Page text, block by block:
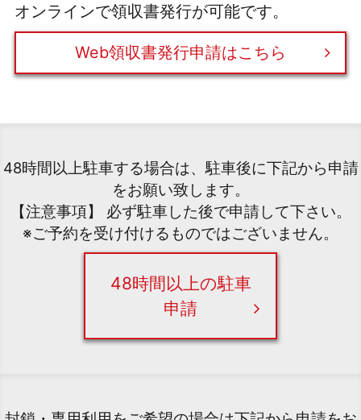
オンラインで領収書発行が可能です。
Web領収書発行申請はこちら
48時間以上駐車する場合は、駐車後に下記から申請
をお願い致します。
【注意事項】 必ず駐車した後で申請して下さい。
※ご予約を受け付けるものではございません。
48時間以上の駐車
申請